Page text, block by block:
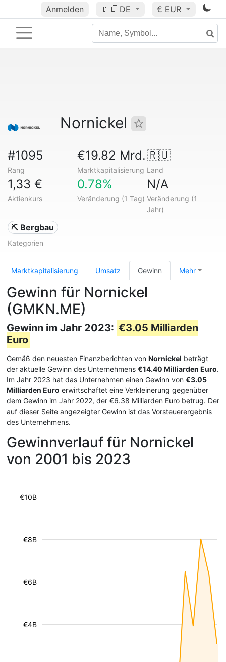
Anmelden 🇩🇪 DE € EUR
Nornickel
#1095
Rang
€19.82 Mrd.
Marktkapitalisierung
🇷🇺
Land
1,33 €
Aktienkurs
0.78%
Veränderung (1 Tag)
N/A
Veränderung (1
Jahr)
⛏️ Bergbau
Kategorien
Marktkapitalisierung Umsatz Gewinn Mehr
Gewinn für Nornickel
(GMKN.ME)
Gewinn im Jahr 2023: €3.05 Milliarden
Euro
Gemäß den neuesten Finanzberichten von Nornickel beträgt
der aktuelle Gewinn des Unternehmens €14.40 Milliarden Euro.
Im Jahr 2023 hat das Unternehmen einen Gewinn von €3.05
Milliarden Euro erwirtschaftet eine Verkleinerung gegenüber
dem Gewinn im Jahr 2022, der €6.38 Milliarden Euro betrug. Der
auf dieser Seite angezeigter Gewinn ist das Vorsteuerergebnis
des Unternehmens.
Gewinnverlauf für Nornickel
von 2001 bis 2023
€4B
€6B
€8B
€10B